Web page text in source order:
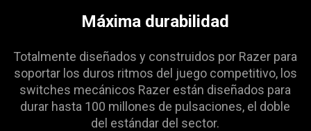
Máxima durabilidad
Totalmente diseñados y construidos por Razer para
soportar los duros ritmos del juego competitivo, los
switches mecánicos Razer están diseñados para
durar hasta 100 millones de pulsaciones, el doble
del estándar del sector.